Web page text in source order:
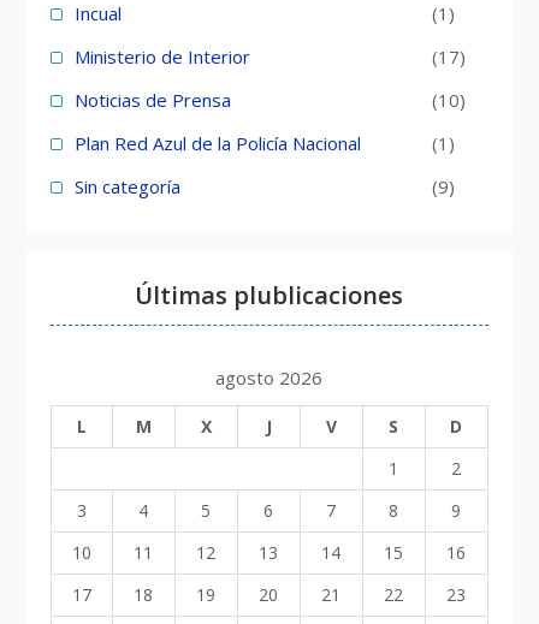
Incual
(1)
Ministerio de Interior
(17)
Noticias de Prensa
(10)
Plan Red Azul de la Policía Nacional
(1)
Sin categoría
(9)
Últimas plublicaciones
agosto 2026
L M X J V S
D
1
2
3
4 5 6 7 8
9
10
11 12 13 14 15
16
17
18 19 20 21 22
23